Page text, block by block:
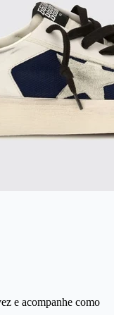
e acompanhe como